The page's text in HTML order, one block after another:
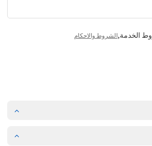
الخدمة,الشروط والاحكام